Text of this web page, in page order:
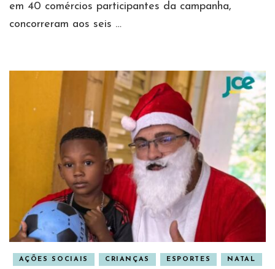
em 40 comércios participantes da campanha,
concorreram aos seis …
AÇÕES SOCIAIS CRIANÇAS ESPORTES NATAL